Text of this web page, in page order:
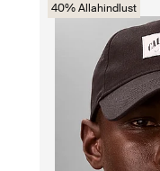
40% Allahindlust